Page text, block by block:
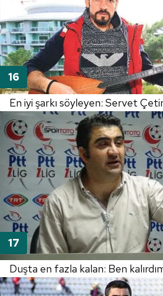
En iyi şarkı söyleyen: Servet
Duşta en fazla kalan: Ben